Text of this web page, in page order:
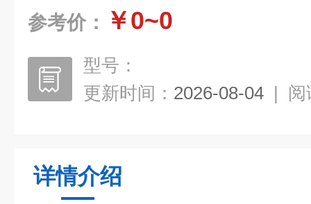
参考价： ￥0~0
型号：
更新时间： 2026-08-04 | 阅
详情介绍